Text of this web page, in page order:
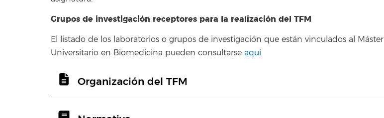
Grupos de investigación receptores para la realización del TFM
El listado de los laboratorios o grupos de investigación que están vinculados al Máster
Universitario en Biomedicina pueden consultarse aquí.
Organización del TFM